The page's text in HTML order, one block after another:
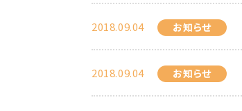
2018.09.04 お知らせ
2018.09.04 お知らせ